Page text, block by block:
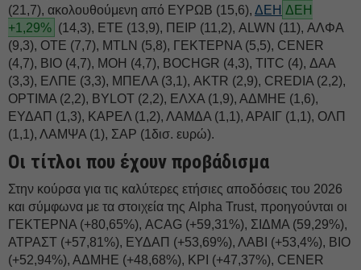
(21,7), ακολουθούμενη από EΥΡΩΒ (15,6), ΔΕΗ ΔΕΗ
+1,29% (14,3), ΕΤΕ (13,9), ΠΕΙΡ (11,2), ALWN (11), ΑΛΦΑ
(9,3), ΟΤΕ (7,7), MTLN (5,8), ΓΕΚΤΕΡΝΑ (5,5), CENER
(4,7), BIO (4,7), ΜΟΗ (4,7), BOCHGR (4,3), TITC (4), ΔΑΑ
(3,3), ΕΛΠΕ (3,3), ΜΠΕΛΑ (3,1), AKTR (2,9), CREDIA (2,2),
OPTIMA (2,2), BYLOT (2,2), ΕΛΧΑ (1,9), ΑΔΜΗΕ (1,6),
ΕΥΔΑΠ (1,3), ΚΑΡΕΛ (1,2), ΛΑΜΔΑ (1,1), ΑΡΑΙΓ (1,1), ΟΛΠ
(1,1), ΛΑΜΨΑ (1), ΣΑΡ (1δισ. ευρώ).
Οι τίτλοι που έχουν προβάδισμα
Στην κούρσα για τις καλύτερες ετήσιες αποδόσεις του 2026
και σύμφωνα με τα στοιχεία της Alpha Trust, προηγούνται οι
ΓΕΚΤΕΡΝΑ (+80,65%), ACAG (+59,31%), ΣΙΔΜΑ (59,29%),
ΑΤΡΑΣΤ (+57,81%), ΕΥΔΑΠ (+53,69%), ΛΑΒΙ (+53,4%), ΒΙΟ
(+52,94%), ΑΔΜΗΕ (+48,68%), ΚΡΙ (+47,37%), CENER